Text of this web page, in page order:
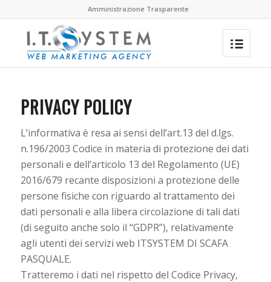
Amministrazione Trasparente
PRIVACY POLICY
L’informativa è resa ai sensi dell’art.13 del d.lgs.
n.196/2003 Codice in materia di protezione dei dati
personali e dell’articolo 13 del Regolamento (UE)
2016/679 recante disposizioni a protezione delle
persone fisiche con riguardo al trattamento dei
dati personali e alla libera circolazione di tali dati
(di seguito anche solo il “GDPR”), relativamente
agli utenti dei servizi web ITSYSTEM DI SCAFA
PASQUALE.
Tratteremo i dati nel rispetto del Codice Privacy,